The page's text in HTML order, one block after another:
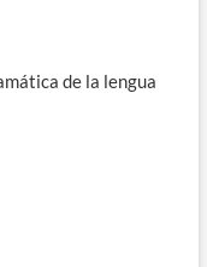
de la lengua